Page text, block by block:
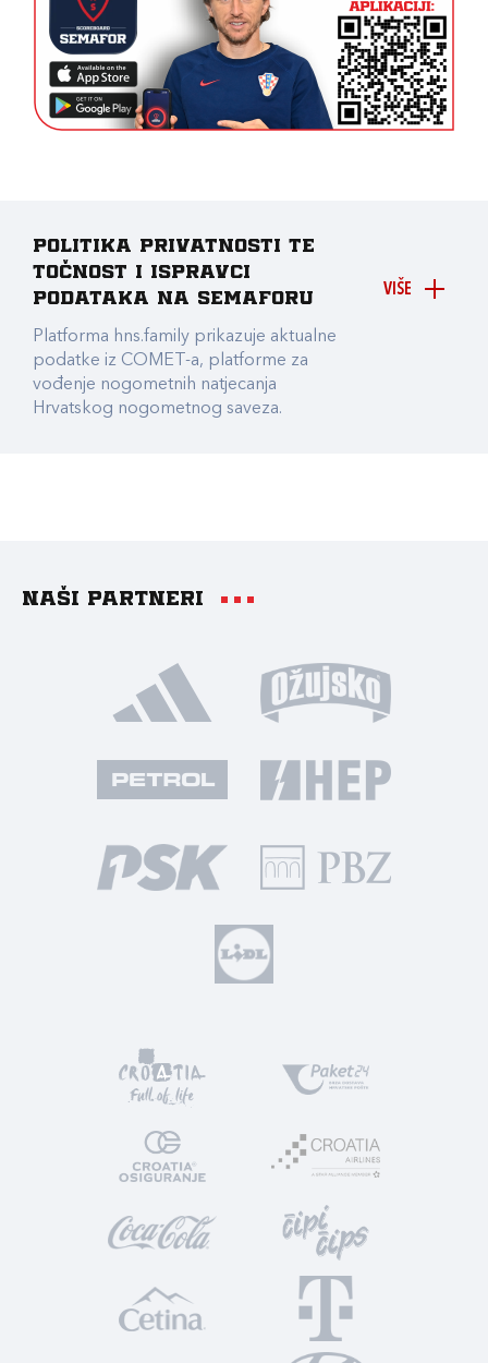
VIŠE
Politika privatnosti te
točnost i ispravci
podataka na Semaforu
Platforma hns.family prikazuje aktualne
podatke iz COMET-a, platforme za
vođenje nogometnih natjecanja
Hrvatskog nogometnog saveza.
Naši partneri